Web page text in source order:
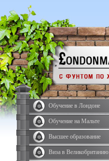
Обучение в Лондоне
Обучение на Мальте
Высшее образование
Виза в Великобританию